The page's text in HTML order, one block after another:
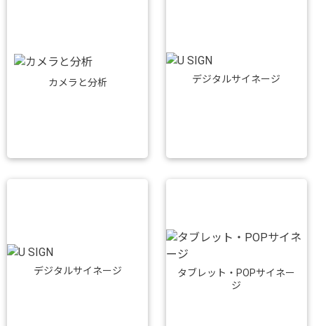
カメラと分析 デジタルサイネージ
デジタルサイネージ
タブレット・POPサイネー
ジ